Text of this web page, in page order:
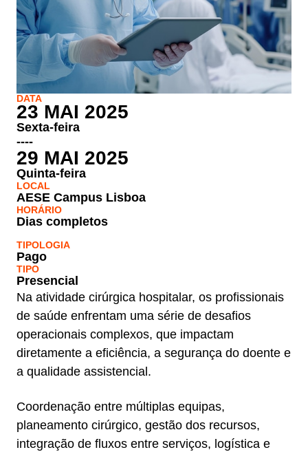
DATA
23 MAI 2025
Sexta-feira
----
29 MAI 2025
Quinta-feira
LOCAL
AESE Campus Lisboa
HORÁRIO
Dias completos
TIPOLOGIA
Pago
TIPO
Presencial
Na atividade cirúrgica hospitalar, os profissionais
de saúde enfrentam uma série de desafios
operacionais complexos, que impactam
diretamente a eficiência, a segurança do doente e
a qualidade assistencial.
Coordenação entre múltiplas equipas,
planeamento cirúrgico, gestão dos recursos,
integração de fluxos entre serviços, logística e